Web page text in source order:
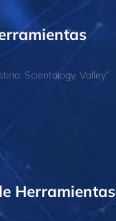
Scientology, Valley”
Herramientas